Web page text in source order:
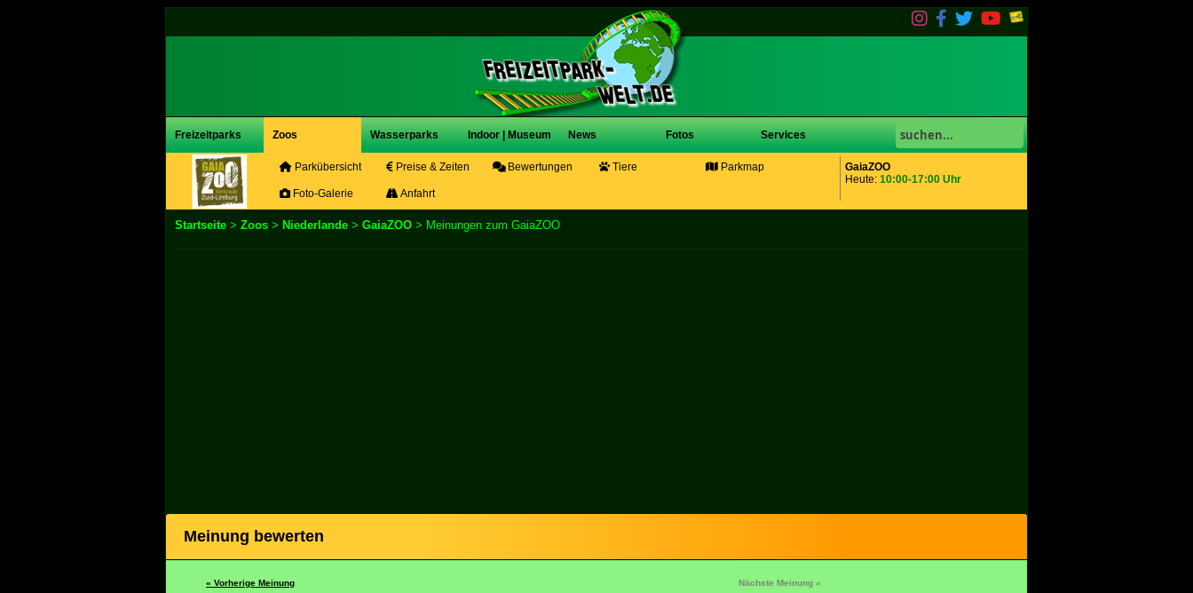
Freizeitparks Zoos Wasserparks Indoor | Museum News Fotos Services
GaiaZOO
Heute: 10:00-17:00 Uhr
Parkübersicht Preise & Zeiten Bewertungen Tiere Parkmap
Foto-Galerie Anfahrt
Startseite > Zoos > Niederlande > GaiaZOO > Meinungen zum GaiaZOO
Meinung bewerten
« Vorherige Meinung Nächste Meinung »